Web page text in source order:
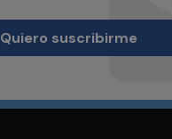
Quiero suscribirme